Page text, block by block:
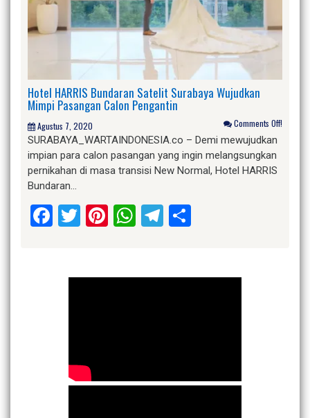
Hotel HARRIS Bundaran Satelit Surabaya Wujudkan
Mimpi Pasangan Calon Pengantin
Agustus 7, 2020 Comments Off!
SURABAYA_WARTAINDONESIA.co – Demi mewujudkan
impian para calon pasangan yang ingin melangsungkan
pernikahan di masa transisi New Normal, Hotel HARRIS
Bundaran…
Facebook
Twitter
Pinterest
WhatsApp
Telegram